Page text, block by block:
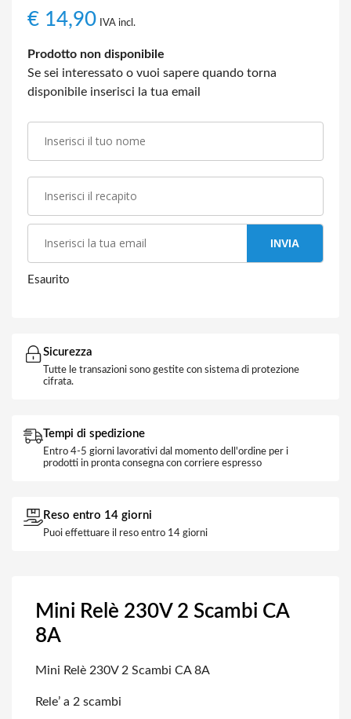
€ 14,90 IVA incl.
Prodotto non disponibile
Se sei interessato o vuoi sapere quando torna
disponibile inserisci la tua email
INVIA
Esaurito
Sicurezza
Tutte le transazioni sono gestite con sistema di protezione
cifrata.
Tempi di spedizione
Entro 4-5 giorni lavorativi dal momento dell'ordine per i
prodotti in pronta consegna con corriere espresso
Reso entro 14 giorni
Puoi effettuare il reso entro 14 giorni
Mini Relè 230V 2 Scambi CA
8A
Mini Relè 230V 2 Scambi CA 8A
Rele’ a 2 scambi